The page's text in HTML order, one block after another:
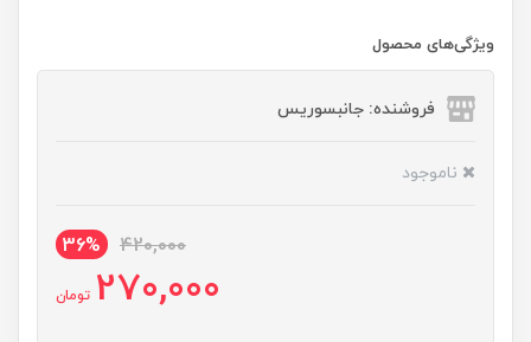
ویژگی‌های محصول
فروشنده: جانبسوریس
ناموجود
420,000
36%
270,000 تومان